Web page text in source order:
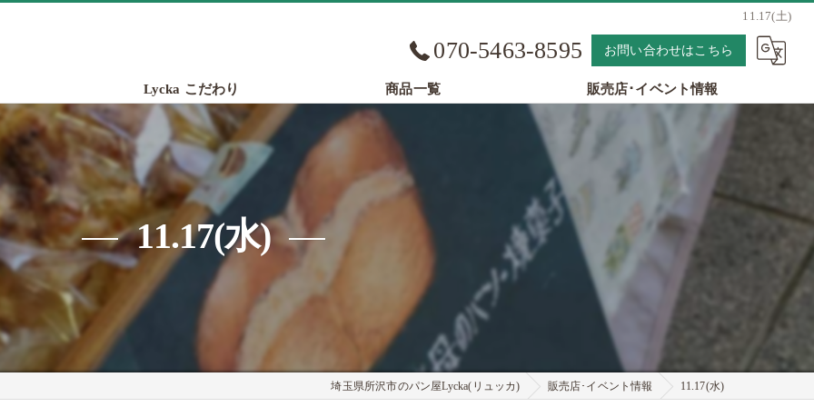
11.17(土)
070-5463-8595 お問い合わせはこちら
Lycka こだわり 商品一覧 販売店･イベント情報
11.17(水)
埼玉県所沢市のパン屋Lycka(リュッカ) 販売店･イベント情報 11.17(水)